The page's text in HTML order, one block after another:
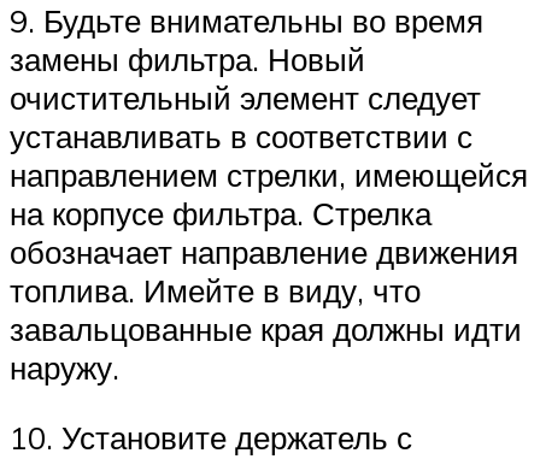
9. Будьте внимательны во время
замены фильтра. Новый
очистительный элемент следует
устанавливать в соответствии с
направлением стрелки, имеющейся
на корпусе фильтра. Стрелка
обозначает направление движения
топлива. Имейте в виду, что
завальцованные края должны идти
наружу.
10. Установите держатель с